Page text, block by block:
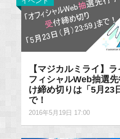
【マジカルミライ】
フィシャルWeb抽選
け締め切りは「5月23
で！
2016年5月19日 17:00